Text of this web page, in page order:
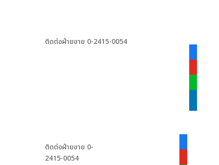
ติดต่อฝ่ายขาย 0-2415-0054
ติดต่อฝ่ายขาย 0-
2415-0054